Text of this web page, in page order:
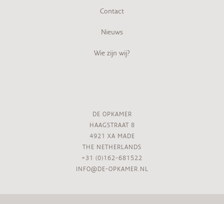
Contact
Nieuws
Wie zijn wij?
DE OPKAMER
HAAGSTRAAT 8
4921 XA MADE
THE NETHERLANDS
+31 (0)162-681522
INFO@DE-OPKAMER.NL